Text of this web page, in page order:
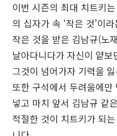
이번 시즌의 최대 치트키
의 십자가 속 ‘작은 것’이
작은 것을 받은 김남규(노
날아다니다가 자신이 얕
그것이 넘어가자 기력을
또한 구석에서 두려움에만
넣고 마치 앞서 김남규 같
적절한 것이 치트키가 되